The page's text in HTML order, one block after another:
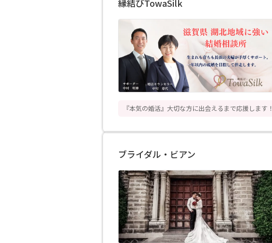
縁結びTowaSilk
『本気の婚活』大切な方に出会えるまで応援します！
ブライダル・ビアン